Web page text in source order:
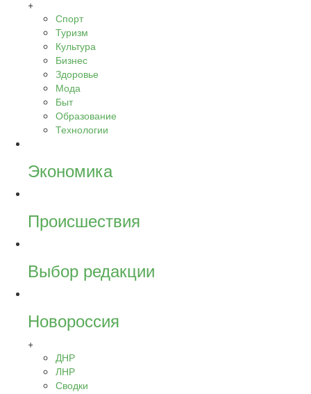
+
Спорт
Туризм
Культура
Бизнес
Здоровье
Мода
Быт
Образование
Технологии
Экономика
Происшествия
Выбор редакции
Новороссия
+
ДНР
ЛНР
Сводки